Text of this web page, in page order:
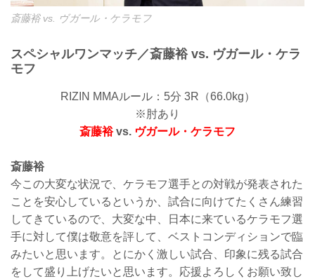
斎藤裕 vs. ヴガール・ケラモフ
スペシャルワンマッチ／斎藤裕 vs. ヴガール・ケラ
モフ
RIZIN MMAルール：5分 3R（66.0kg）
※肘あり
斎藤裕vs. ヴガール・ケラモフ
斎藤裕
今この大変な状況で、ケラモフ選手との対戦が発表された
ことを安心しているというか、試合に向けてたくさん練習
してきているので、大変な中、日本に来ているケラモフ選
手に対して僕は敬意を評して、ベストコンディションで臨
みたいと思います。とにかく激しい試合、印象に残る試合
をして盛り上げたいと思います。応援よろしくお願い致し